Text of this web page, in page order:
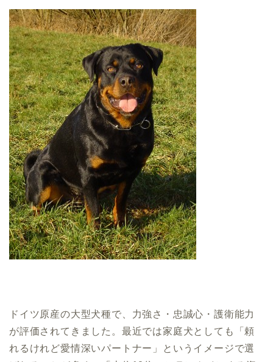
ドイツ原産の大型犬種で、力強さ・忠誠心・護衛能力
が評価されてきました。最近では家庭犬としても「頼
れるけれど愛情深いパートナー」というイメージで選